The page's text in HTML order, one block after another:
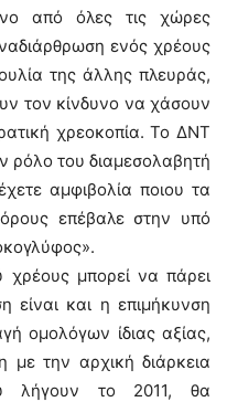
από όλες τις χώρες
ενός χρέους
της άλλης πλευράς,
τον κίνδυνο να χάσουν
χρεοκοπία. Το ΔΝΤ
ρόλο του διαμεσολαβητή
αμφιβολία ποιου τα
επέβαλε στην υπό
μπορεί να πάρει
είναι και η επιμήκυνση
ομολόγων ίδιας αξίας,
την αρχική διάρκεια
λήγουν το 2011, θα